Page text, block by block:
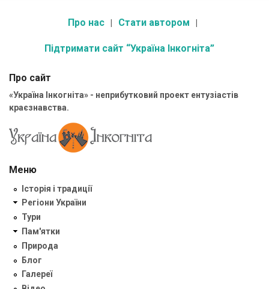
Про нас Стати автором
Підтримати сайт “Україна Інкогніта”
Про сайт
«Україна Інкогніта» - неприбутковий проект ентузіастів
краєзнавства.
Меню
Історія і традиції
Регіони України
Тури
Пам'ятки
Природа
Блог
Галереї